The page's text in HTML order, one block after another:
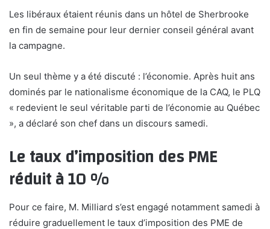
Les libéraux étaient réunis dans un hôtel de Sherbrooke
en fin de semaine pour leur dernier conseil général avant
la campagne.
Un seul thème y a été discuté : l’économie. Après huit ans
dominés par le nationalisme économique de la CAQ, le PLQ
« redevient le seul véritable parti de l’économie au Québec
», a déclaré son chef dans un discours samedi.
Le taux d’imposition des PME
réduit à 10 %
Pour ce faire, M. Milliard s’est engagé notamment samedi à
réduire graduellement le taux d’imposition des PME de